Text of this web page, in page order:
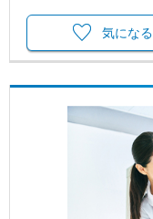
気になる